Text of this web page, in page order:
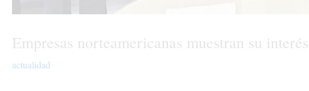
Empresas norteamericanas muestran su
actualidad